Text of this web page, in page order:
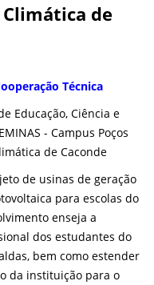
de
Técnica
Educação, Ciência e
- Campus Poços
de Caconde
de usinas de geração
para escolas do
enseja a
dos estudantes do
bem como estender
da instituição para o